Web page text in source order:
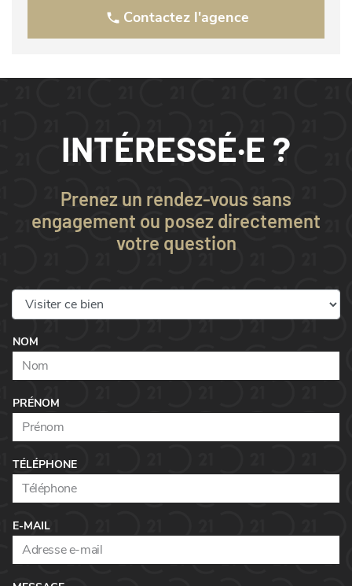
Contactez l'agence
INTÉRESSÉ·E ?
Prenez un rendez-vous sans
engagement ou posez directement
votre question
NOM
PRÉNOM
TÉLÉPHONE
E-MAIL